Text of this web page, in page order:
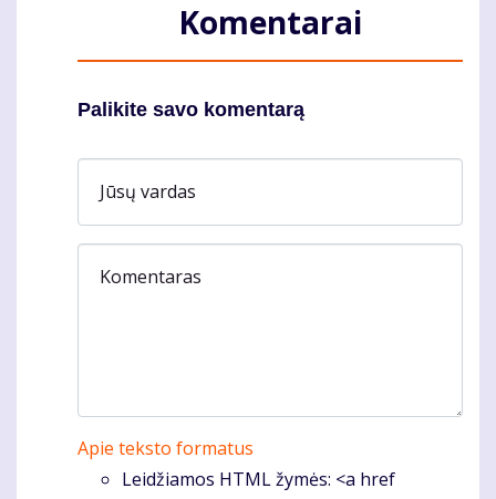
Komentarai
Palikite savo komentarą
Jūsų vardas
Komentaras
Apie teksto formatus
Leidžiamos HTML žymės: <a href